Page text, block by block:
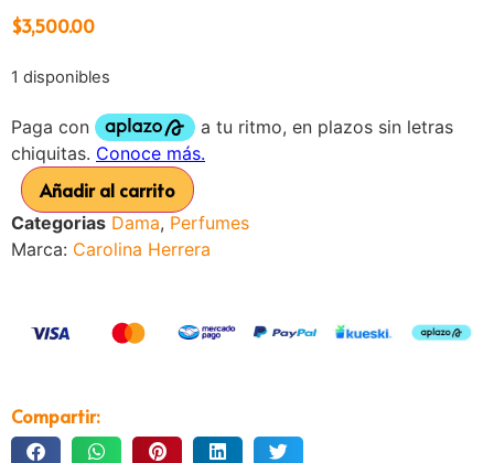
$3,500.00
1 disponibles
Añadir al carrito
Categorias Dama, Perfumes
Marca: Carolina Herrera
Compartir: